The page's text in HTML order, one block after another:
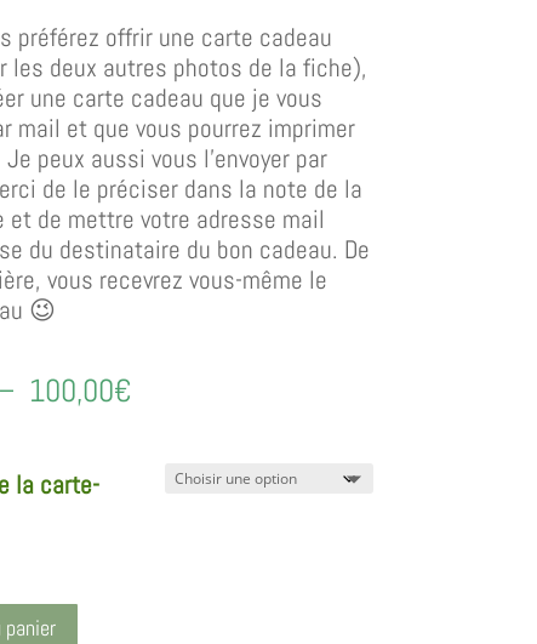
préférez offrir une carte cadeau
les deux autres photos de la fiche),
une carte cadeau que je vous
mail et que vous pourrez imprimer
peux aussi vous l’envoyer par
de le préciser dans la note de la
et de mettre votre adresse mail
du destinataire du bon cadeau. De
vous recevrez vous-même le
😉
– 100,00€
la carte-
panier